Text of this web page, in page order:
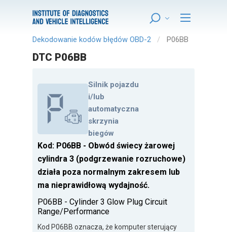
Dekodowanie kodów błędów OBD-2 P06BB
DTC P06BB
Silnik pojazdu
i/lub
automatyczna
skrzynia
biegów
Kod: P06BB - Obwód świecy żarowej
cylindra 3 (podgrzewanie rozruchowe)
działa poza normalnym zakresem lub
ma nieprawidłową wydajność.
P06BB - Cylinder 3 Glow Plug Circuit
Range/Performance
Kod P06BB oznacza, że komputer sterujący